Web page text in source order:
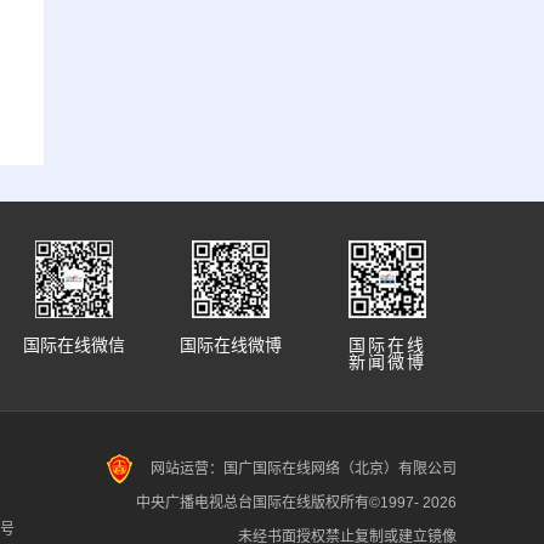
国际在线
新闻微博
国际在线微博
国际在线微信
网站运营：国广国际在线网络（北京）有限公司
中央广播电视总台国际在线版权所有©1997- 2026
未经书面授权禁止复制或建立镜像